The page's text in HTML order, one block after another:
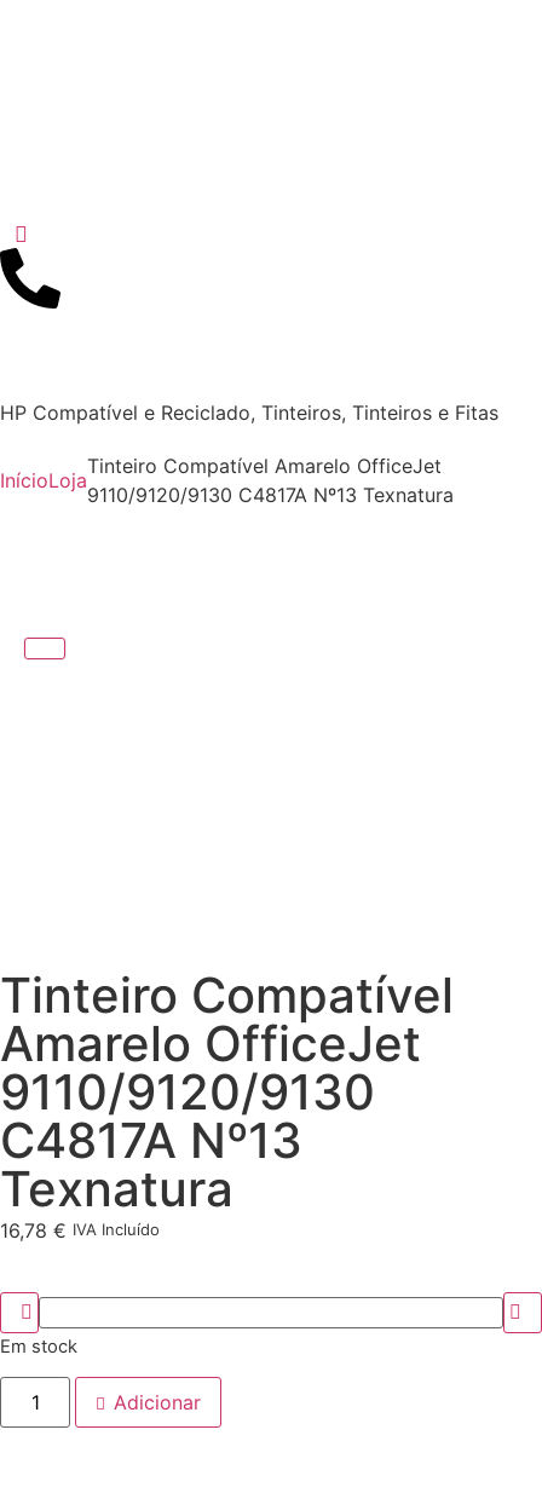
HP Compatível e Reciclado, Tinteiros, Tinteiros e Fitas
InícioLoja
Tinteiro Compatível Amarelo OfficeJet
9110/9120/9130 C4817A Nº13 Texnatura
Tinteiro Compatível
Amarelo OfficeJet
9110/9120/9130
C4817A Nº13
Texnatura
16,78 € IVA Incluído
Em stock
Adicionar